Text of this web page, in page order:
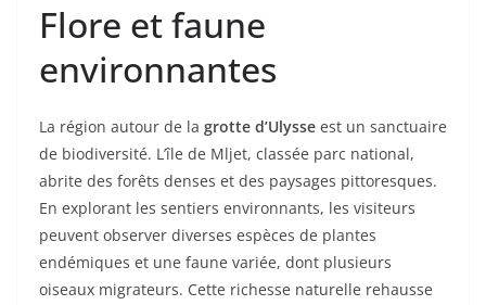
Flore et faune
environnantes
La région autour de la grotte d’Ulysse est un sanctuaire
de biodiversité. L’île de Mljet, classée parc national,
abrite des forêts denses et des paysages pittoresques.
En explorant les sentiers environnants, les visiteurs
peuvent observer diverses espèces de plantes
endémiques et une faune variée, dont plusieurs
oiseaux migrateurs. Cette richesse naturelle rehausse